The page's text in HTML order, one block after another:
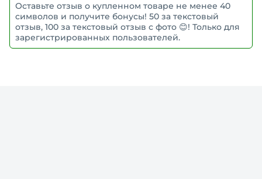
Оставьте отзыв о купленном товаре не менее 40
символов и получите бонусы! 50 за текстовый
отзыв, 100 за текстовый отзыв с фото 😊! Только для
зарегистрированных пользователей.